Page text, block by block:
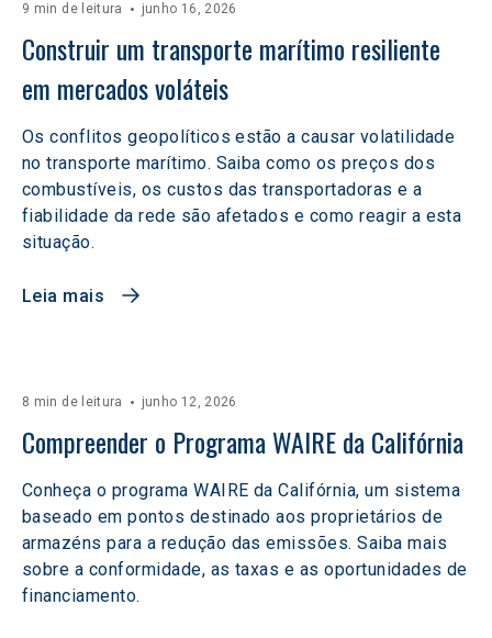
9 min de leitura junho 16, 2026
Construir um transporte marítimo resiliente
em mercados voláteis
Os conflitos geopolíticos estão a causar volatilidade
no transporte marítimo. Saiba como os preços dos
combustíveis, os custos das transportadoras e a
fiabilidade da rede são afetados e como reagir a esta
situação.
Leia mais
8 min de leitura junho 12, 2026
Compreender o Programa WAIRE da Califórnia
Conheça o programa WAIRE da Califórnia, um sistema
baseado em pontos destinado aos proprietários de
armazéns para a redução das emissões. Saiba mais
sobre a conformidade, as taxas e as oportunidades de
financiamento.